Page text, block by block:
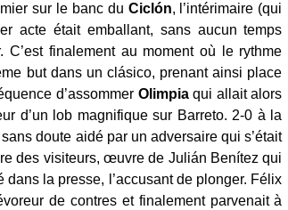
sur le banc du Ciclón, l’intérimaire (qui
acte était emballant, sans aucun temps
finalement au moment où le rythme
but dans un clásico, prenant ainsi place
d’assommer Olimpiaqui allait alors
d’un lob magnifique sur Barreto. 2-0 à la
doute aidé par un adversaire qui s’était
des visiteurs, œuvre de Julián Benítez qui
dans la presse, l’accusant de plonger. Félix
de contres et finalement parvenait à